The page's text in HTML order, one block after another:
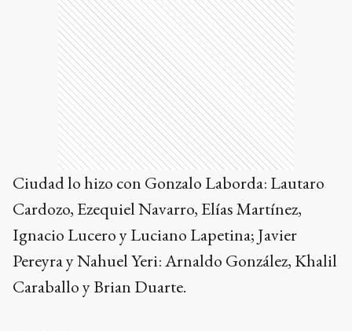
Ciudad lo hizo con Gonzalo Laborda: Lautaro
Cardozo, Ezequiel Navarro, Elías Martínez,
Ignacio Lucero y Luciano Lapetina; Javier
Pereyra y Nahuel Yeri: Arnaldo González, Khalil
Caraballo y Brian Duarte.